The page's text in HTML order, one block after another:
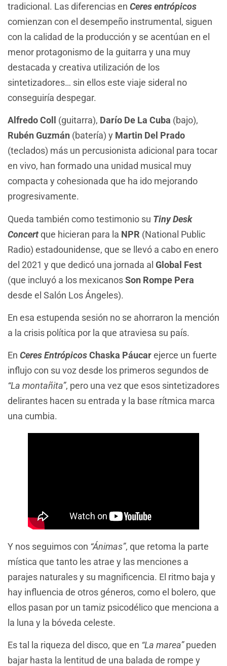
tradicional. Las diferencias en Ceres entrópicos
comienzan con el desempeño instrumental, siguen
con la calidad de la producción y se acentúan en el
menor protagonismo de la guitarra y una muy
destacada y creativa utilización de los
sintetizadores… sin ellos este viaje sideral no
conseguiría despegar.
Alfredo Coll (guitarra), Darío De La Cuba (bajo),
Rubén Guzmán (batería) y Martin Del Prado
(teclados) más un percusionista adicional para tocar
en vivo, han formado una unidad musical muy
compacta y cohesionada que ha ido mejorando
progresivamente.
Queda también como testimonio su Tiny Desk
Concertque hicieran para la NPR (National Public
Radio) estadounidense, que se llevó a cabo en enero
del 2021 y que dedicó una jornada al Global Fest
(que incluyó a los mexicanosSon Rompe Pera
desde el Salón Los Ángeles).
En esa estupenda sesión no se ahorraron la mención
a la crisis política por la que atraviesa su país.
En Ceres EntrópicosChaska Páucarejerce un fuerte
influjo con su voz desde los primeros segundos de
“La montañita”, pero una vez que esos sintetizadores
delirantes hacen su entrada y la base rítmica marca
una cumbia.
Y nos seguimos con “Ánimas”, que retoma la parte
mística que tanto les atrae y las menciones a
parajes naturales y su magnificencia. El ritmo baja y
hay influencia de otros géneros, como el bolero, que
ellos pasan por un tamiz psicodélico que menciona a
la luna y la bóveda celeste.
Es tal la riqueza del disco, que en “La marea”pueden
bajar hasta la lentitud de una balada de rompe y